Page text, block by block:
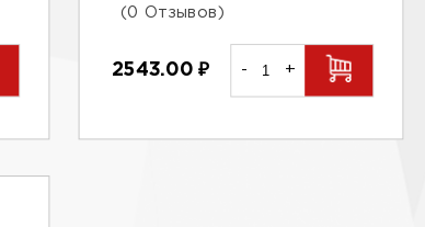
(0 Отзывов)
2543.00₽ - +